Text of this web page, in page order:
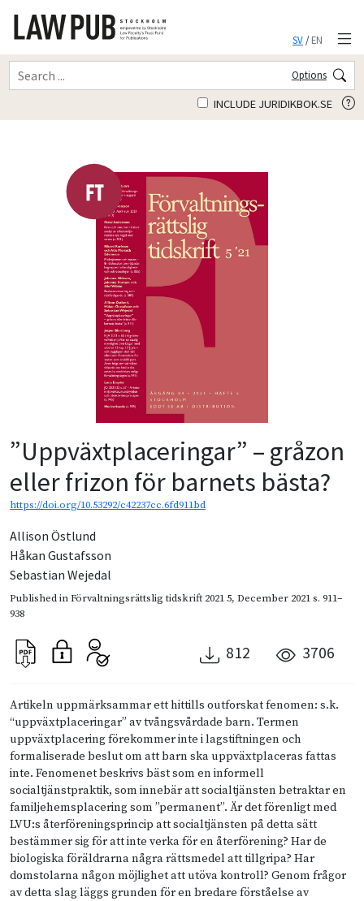
SV/EN
Options
INCLUDE JURIDIKBOK.SE
”Uppväxtplaceringar” – gråzon
eller frizon för barnets bästa?
https://doi.org/10.53292/c42237cc.6fd911bd
Allison Östlund
Håkan Gustafsson
Sebastian Wejedal
Published inFörvaltningsrättslig tidskrift 2021 5, December 2021s. 911–
938
812 3706
Artikeln uppmärksammar ett hittills outforskat fenomen: s.k.
“uppväxtplaceringar” av tvångsvårdade barn. Termen
uppväxtplacering förekommer inte i lagstiftningen och
formaliserade beslut om att barn ska uppväxtplaceras fattas
inte. Fenomenet beskrivs bäst som en informell
socialtjänstpraktik, som innebär att socialtjänsten betraktar en
familjehemsplacering som ”permanent”. Är det förenligt med
LVU:s återföreningsprincip att socialtjänsten på detta sätt
bestämmer sig för att inte verka för en återförening? Har de
biologiska föräldrarna några rättsmedel att tillgripa? Har
domstolarna någon möjlighet att utöva kontroll? Genom frågor
av detta slag läggs grunden för en bredare förståelse av